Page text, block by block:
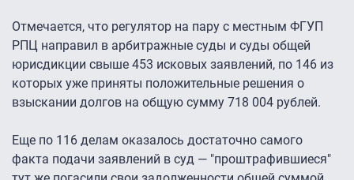
Отмечается, что регулятор на пару с местным ФГУП
РПЦ направил в арбитражные суды и суды общей
юрисдикции свыше 453 исковых заявлений, по 146 из
которых уже приняты положительные решения о
взыскании долгов на общую сумму 718 004 рублей.
Еще по 116 делам оказалось достаточно самого
факта подачи заявлений в суд — "проштрафившиеся"